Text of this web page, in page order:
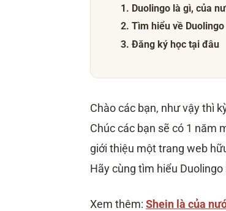
1. Duolingo là gì, của
2. Tìm hiểu về Duolingo
3. Đăng ký học tại đâu
Chào các bạn, như vậy thì
Chúc các bạn sẽ có 1 năm
giới thiệu một trang web
Hãy cùng tìm hiểu
Xem thêm: Shein là của